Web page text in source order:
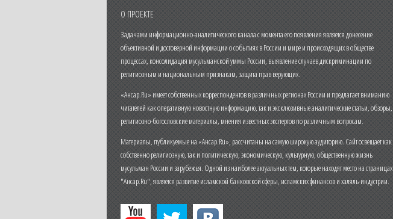
О ПРОЕКТЕ
Задачами информационно-аналитического канала с момента его появления является донесение
объективной и достоверной информации о событиях в России и мире и происходящих в обществе
процессах, консолидация мусульманской уммы России, выявление случаев дискриминации по
религиозным и национальным признакам, защита прав верующих.
«Ансар.Ru» имеет собственных корреспондентов в различных регионах России и предлагает вниманию
читателей как оперативную новостную информацию, так и эксклюзивные аналитические статьи, обзоры,
религиозно-богословские материалы, мнения известных экспертов по различным вопросам.
Материалы, публикуемые на «Ансар.Ru», рассчитаны на самую широкую аудиторию. Сайт освещает как
собственно религиозную, так и политическую, экономическую, культурную, общественную жизнь
мусульман России и зарубежья. Одной из наиболее актуальных тем, которые находят место на страницах
"Ансар.Ru", является развитие исламской банковской сферы, исламских финансов и халяль-индустрии.